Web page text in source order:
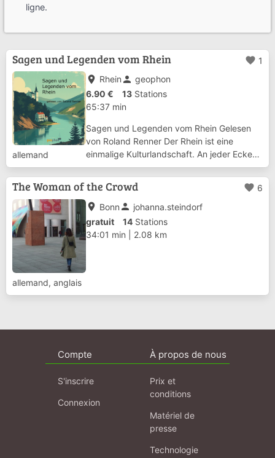
ligne.
Sagen und Legenden vom Rhein favorite 1
allemand
place Rhein person geophon
6.90 €
13 Stations
65:37 min
Sagen und Legenden vom Rhein Gelesen
von Roland Renner Der Rhein ist eine
einmalige Kulturlandschaft. An jeder Ecke
liegt eine Burg, ein Schloss oder eine Ruine,
und viele dieser Orte sind mit einer
besonderen Geschichte verbunden.
Lauschen Sie ...
The Woman of the Crowd favorite 6
allemand, anglais
place Bonn person johanna.steindorf
gratuit
14 Stations
34:01 min
2.08 km
Compte
S'inscrire
Connexion
À propos de nous
Prix et
conditions
Matériel de
presse
Technologie